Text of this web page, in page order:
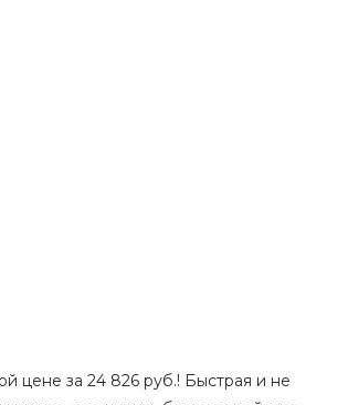
цене за 24 826 руб.! Быстрая и не